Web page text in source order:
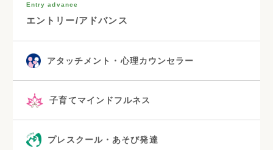
Entry advance
エントリー/アドバンス
アタッチメント・心理カウンセラー
子育てマインドフルネス
プレスクール・あそび発達